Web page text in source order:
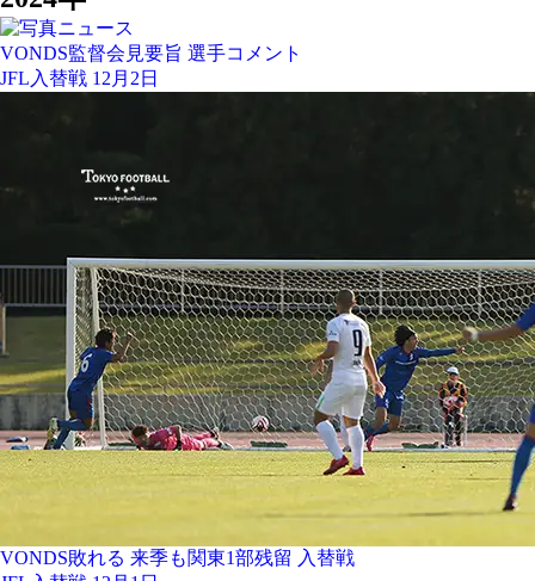
VONDS監督会見要旨 選手コメント
JFL入替戦 12月2日
VONDS敗れる 来季も関東1部残留 入替戦